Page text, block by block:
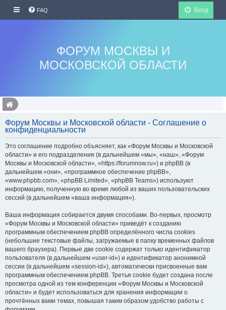
FAQ Вход
ФОРУМ МОСКВЫ И
МОСКОВСКОЙ ОБЛАСТИ
Форум Москвы и Московской области - Соглашение о
конфиденциальности
Это соглашение подробно объясняет, как «Форум Москвы и Московской
области» и его подразделения (в дальнейшем «мы», «наш», «Форум
Москвы и Московской области», «https://forumnow.ru») и phpBB (в
дальнейшем «они», «программное обеспечение phpBB»,
«www.phpbb.com», «phpBB Limited», «phpBB Teams») используют
информацию, полученную во время любой из ваших пользовательских
сессий (в дальнейшем «ваша информация»).
Ваша информация собирается двумя способами. Во-первых, просмотр
«Форум Москвы и Московской области» приведёт к созданию
программным обеспечением phpBB определённого числа cookies
(небольшие текстовые файлы, загружаемые в папку временных файлов
вашего браузера). Первые две cookie содержат только идентификатор
пользователя (в дальнейшем «user-id») и идентификатор анонимной
сессии (в дальнейшем «session-id»), автоматически присвоенные вам
программным обеспечением phpBB. Третья cookie будет создана после
просмотра одной из тем конференции «Форум Москвы и Московской
области» и будет использоваться для хранения информации о
прочтённых вами темах, повышая таким образом удобство работы с